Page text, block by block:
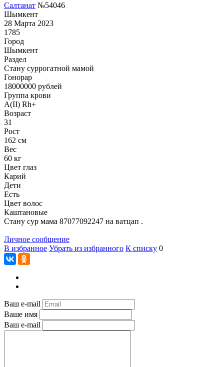
Салтанат №54046
Шымкент
28 Марта 2023
1785
Город
Шымкент
Раздел
Cтану суррогатной мамой
Гонoрар
18000000 рублей
Группа крови
A(II) Rh+
Возраст
31
Рост
162 см
Вес
60 кг
Цвет глаз
Карий
Дети
Есть
Цвет волос
Каштановые
Стану сур мама 87077092247 на ватцап .
Личное сообщение
В избранное Убрать из избранного К списку 0
Ваш e-mail
Ваше имя
Ваш e-mail